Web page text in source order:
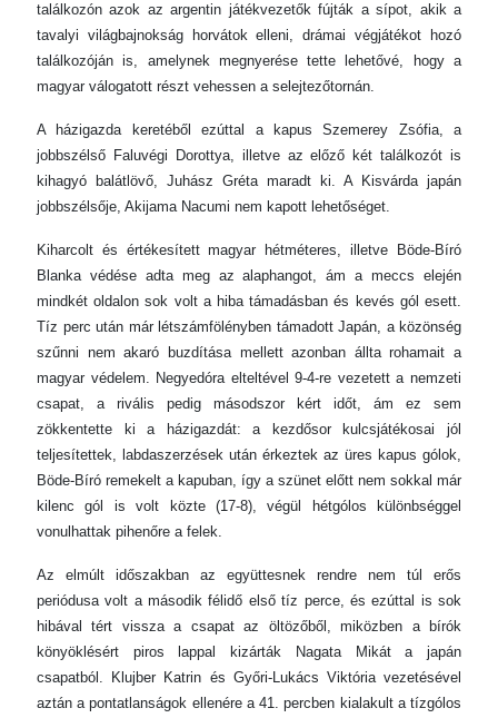
találkozón azok az argentin játékvezetők fújták a sípot, akik a
tavalyi világbajnokság horvátok elleni, drámai végjátékot hozó
találkozóján is, amelynek megnyerése tette lehetővé, hogy a
magyar válogatott részt vehessen a selejtezőtornán.
A házigazda keretéből ezúttal a kapus Szemerey Zsófia, a
jobbszélső Faluvégi Dorottya, illetve az előző két találkozót is
kihagyó balátlövő, Juhász Gréta maradt ki. A Kisvárda japán
jobbszélsője, Akijama Nacumi nem kapott lehetőséget.
Kiharcolt és értékesített magyar hétméteres, illetve Böde-Bíró
Blanka védése adta meg az alaphangot, ám a meccs elején
mindkét oldalon sok volt a hiba támadásban és kevés gól esett.
Tíz perc után már létszámfölényben támadott Japán, a közönség
szűnni nem akaró buzdítása mellett azonban állta rohamait a
magyar védelem. Negyedóra elteltével 9-4-re vezetett a nemzeti
csapat, a rivális pedig másodszor kért időt, ám ez sem
zökkentette ki a házigazdát: a kezdősor kulcsjátékosai jól
teljesítettek, labdaszerzések után érkeztek az üres kapus gólok,
Böde-Bíró remekelt a kapuban, így a szünet előtt nem sokkal már
kilenc gól is volt közte (17-8), végül hétgólos különbséggel
vonulhattak pihenőre a felek.
Az elmúlt időszakban az együttesnek rendre nem túl erős
periódusa volt a második félidő első tíz perce, és ezúttal is sok
hibával tért vissza a csapat az öltözőből, miközben a bírók
könyöklésért piros lappal kizárták Nagata Mikát a japán
csapatból. Klujber Katrin és Győri-Lukács Viktória vezetésével
aztán a pontatlanságok ellenére a 41. percben kialakult a tízgólos